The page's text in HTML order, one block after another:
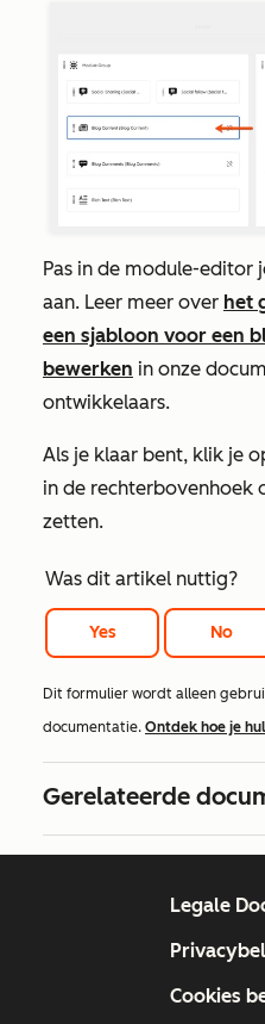
Pas in de module-editor
aan. Leer meer over het
een sjabloon voor een
bewerken in onze
ontwikkelaars.
Als je klaar bent, klik je
in de rechterbovenhoek
zetten.
Was dit artikel nuttig?
Yes No
Dit formulier wordt alleen
documentatie. Ontdek hoe je
Gerelateerde
Legale
Cookies